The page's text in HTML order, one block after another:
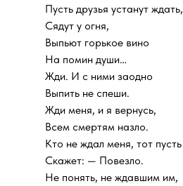
Пусть друзья устанут ждать,
Сядут у огня,
Выпьют горькое вино
На помин души…
Жди. И с ними заодно
Выпить не спеши.
Жди меня, и я вернусь,
Всем смертям назло.
Кто не ждал меня, тот пусть
Скажет: — Повезло.
Не понять, не ждавшим им,